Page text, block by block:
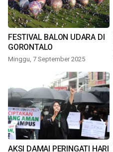
FESTIVAL BALON UDARA DI
GORONTALO
Minggu, 7 September 2025
AKSI DAMAI PERINGATI HARI